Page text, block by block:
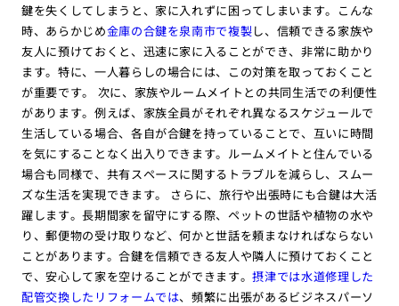
鍵を失くしてしまうと、家に入れずに困ってしまいます。こんな
時、あらかじめ金庫の合鍵を泉南市で複製し、信頼できる家族や
友人に預けておくと、迅速に家に入ることができ、非常に助かり
ます。特に、一人暮らしの場合には、この対策を取っておくこと
が重要です。 次に、家族やルームメイトとの共同生活での利便性
があります。例えば、家族全員がそれぞれ異なるスケジュールで
生活している場合、各自が合鍵を持っていることで、互いに時間
を気にすることなく出入りできます。ルームメイトと住んでいる
場合も同様で、共有スペースに関するトラブルを減らし、スムー
ズな生活を実現できます。 さらに、旅行や出張時にも合鍵は大活
躍します。長期間家を留守にする際、ペットの世話や植物の水や
り、郵便物の受け取りなど、何かと世話を頼まなければならない
ことがあります。合鍵を信頼できる友人や隣人に預けておくこと
で、安心して家を空けることができます。摂津では水道修理した
配管交換したリフォームでは、頻繁に出張があるビジネスパーソ